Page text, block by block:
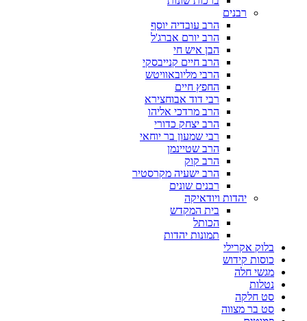
רבנים
הרב עובדיה יוסף
הרב יורם אברג'ל
הבן איש חי
הרב חיים קנייבסקי
הרבי מליובאוויטש
החפץ חיים
רבי דוד אבוחצירא
הרב מרדכי אליהו
הרב יצחק כדורי
רבי שמעון בר יוחאי
הרב שטיינמן
הרב קוק
הרב ישעיה מקרסטיר
רבנים שונים
יהדות ויודאיקה
בית המקדש
הכותל
תמונות יהדות
בלוק אקרילי
כוסות קידוש
מגשי חלה
נטלות
סט חלקה
סט בר מצווה